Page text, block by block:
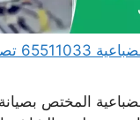
مهندس
المختص